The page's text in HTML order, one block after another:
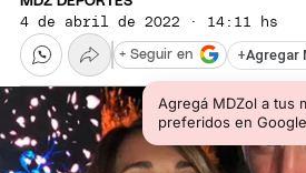
4 de abril de 2022 · 14:11 hs
+Agregar
Agregá MDZol a tus
preferidos en Google
+ Seguir en